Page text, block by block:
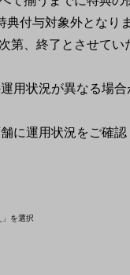
付与対象外となりま
第、終了とさせてい
用状況が異なる場合
に運用状況をご確認
」を選択